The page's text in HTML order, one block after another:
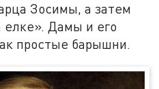
Зосимы, а затем
елке». Дамы и его
простые барышни.